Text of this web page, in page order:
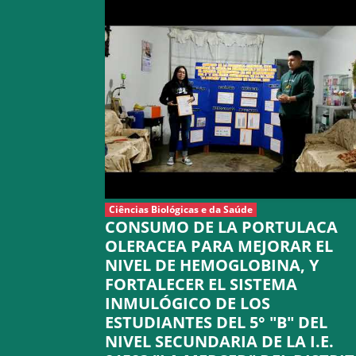
Ciências Biológicas e da Saúde
CONSUMO DE LA PORTULACA
OLERACEA PARA MEJORAR EL
NIVEL DE HEMOGLOBINA, Y
FORTALECER EL SISTEMA
INMULÓGICO DE LOS
ESTUDIANTES DEL 5° "B" DEL
NIVEL SECUNDARIA DE LA I.E.